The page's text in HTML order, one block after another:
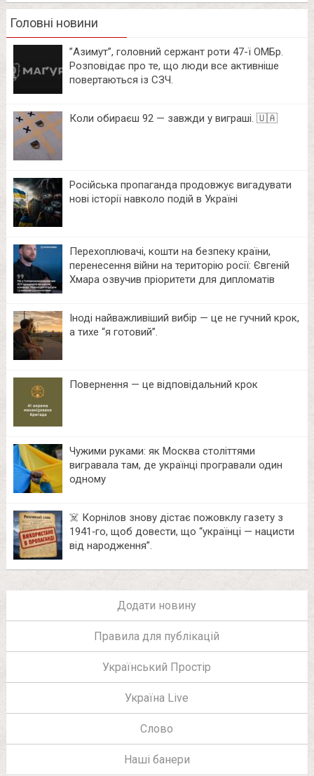
Головні новини
⁨”Азимут”, головний сержант роти 47-ї ОМБр.
Розповідає про те, що люди все активніше
повертаються із СЗЧ.
Коли обираєш 92 — завжди у виграші. 🇺🇦
Російська пропаганда продовжує вигадувати
нові історії навколо подій в Україні
Перехоплювачі, кошти на безпеку країни,
перенесення війни на територію росії: Євгеній
Хмара озвучив пріоритети для дипломатів
Іноді найважливіший вибір — це не гучний крок,
а тихе “я готовий”.
Повернення — це відповідальний крок
Чужими руками: як Москва століттями
вигравала там, де українці програвали один
одному
☠️ Корнілов знову дістає пожовклу газету з
1941‑го, щоб довести, що “українці — нацисти
від народження”.
Додати новину
Правила для публікацій
Український Простір
Україна Live
Слово
Наші банери